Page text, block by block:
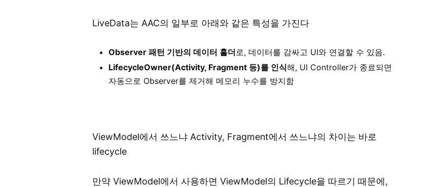
LiveData는 AAC의 일부로 아래와 같은 특성을 가진다
Observer 패턴 기반의 데이터 홀더로, 데이터를 감싸고 UI와 연결할 수 있음.
LifecycleOwner(Activity, Fragment 등)를 인식해, UI Controller가 종료되면
자동으로 Observer를 제거해 메모리 누수를 방지함
ViewModel에서 쓰느냐 Activity, Fragment에서 쓰느냐의 차이는 바로
lifecycle
만약 ViewModel에서 사용하면 ViewModel의 Lifecycle을 따르기 때문에,